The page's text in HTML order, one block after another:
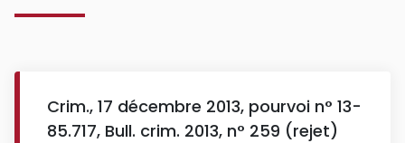
Crim., 17 décembre 2013, pourvoi n° 13-
85.717, Bull. crim. 2013, n° 259 (rejet)